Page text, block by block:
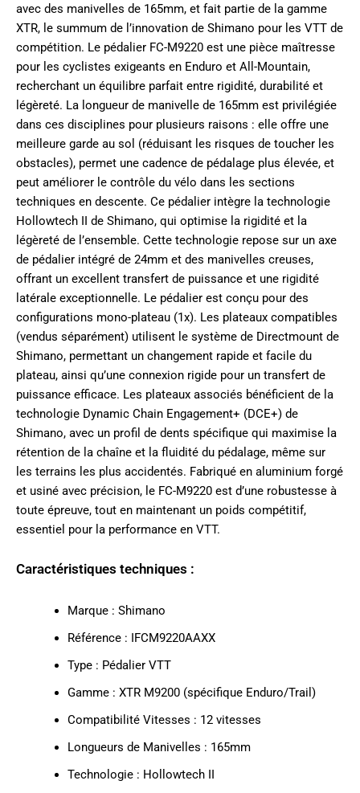
avec des manivelles de 165mm, et fait partie de la gamme
XTR, le summum de l’innovation de Shimano pour les VTT de
compétition. Le pédalier FC-M9220 est une pièce maîtresse
pour les cyclistes exigeants en Enduro et All-Mountain,
recherchant un équilibre parfait entre rigidité, durabilité et
légèreté. La longueur de manivelle de 165mm est privilégiée
dans ces disciplines pour plusieurs raisons : elle offre une
meilleure garde au sol (réduisant les risques de toucher les
obstacles), permet une cadence de pédalage plus élevée, et
peut améliorer le contrôle du vélo dans les sections
techniques en descente. Ce pédalier intègre la technologie
Hollowtech II de Shimano, qui optimise la rigidité et la
légèreté de l’ensemble. Cette technologie repose sur un axe
de pédalier intégré de 24mm et des manivelles creuses,
offrant un excellent transfert de puissance et une rigidité
latérale exceptionnelle. Le pédalier est conçu pour des
configurations mono-plateau (1x). Les plateaux compatibles
(vendus séparément) utilisent le système de Directmount de
Shimano, permettant un changement rapide et facile du
plateau, ainsi qu’une connexion rigide pour un transfert de
puissance efficace. Les plateaux associés bénéficient de la
technologie Dynamic Chain Engagement+ (DCE+) de
Shimano, avec un profil de dents spécifique qui maximise la
rétention de la chaîne et la fluidité du pédalage, même sur
les terrains les plus accidentés. Fabriqué en aluminium forgé
et usiné avec précision, le FC-M9220 est d’une robustesse à
toute épreuve, tout en maintenant un poids compétitif,
essentiel pour la performance en VTT.
Caractéristiques techniques :
Marque : Shimano
Référence : IFCM9220AAXX
Type : Pédalier VTT
Gamme : XTR M9200 (spécifique Enduro/Trail)
Compatibilité Vitesses : 12 vitesses
Longueurs de Manivelles : 165mm
Technologie : Hollowtech II